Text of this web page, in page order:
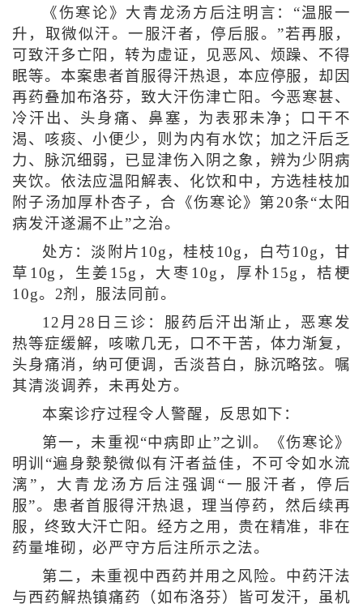
《伤寒论》大青龙汤方后注明言：“温服一
升，取微似汗。一服汗者，停后服。”若再服，
可致汗多亡阳，转为虚证，见恶风、烦躁、不得
眠等。本案患者首服得汗热退，本应停服，却因
再药叠加布洛芬，致大汗伤津亡阳。今恶寒甚、
冷汗出、头身痛、鼻塞，为表邪未净；口干不
渴、咳痰、小便少，则为内有水饮；加之汗后乏
力、脉沉细弱，已显津伤入阴之象，辨为少阴病
夹饮。依法应温阳解表、化饮和中，方选桂枝加
附子汤加厚朴杏子，合《伤寒论》第20条“太阳
病发汗遂漏不止”之治。
处方：淡附片10g，桂枝10g，白芍10g，甘
草10g，生姜15g，大枣10g，厚朴15g，桔梗
10g。2剂，服法同前。
12月28日三诊：服药后汗出渐止，恶寒发
热等症缓解，咳嗽几无，口不干苦，体力渐复，
头身痛消，纳可便调，舌淡苔白，脉沉略弦。嘱
其清淡调养，未再处方。
本案诊疗过程令人警醒，反思如下：
第一，未重视“中病即止”之训。《伤寒论》
明训“遍身漐漐微似有汗者益佳，不可令如水流
漓”，大青龙汤方后注强调“一服汗者，停后
服”。患者首服得汗热退，理当停药，然后续再
服，终致大汗亡阳。经方之用，贵在精准，非在
药量堆砌，必严守方后注所示之法。
第二，未重视中西药并用之风险。中药汗法
与西药解热镇痛药（如布洛芬）皆可发汗，虽机